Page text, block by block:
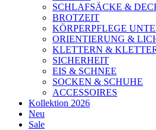
SCHLAFSÄCKE &
BROTZEIT
KÖRPERPFLEGE
ORIENTIERUNG &
KLETTERN &
SICHERHEIT
EIS & SCHNEE
SOCKEN & SCHUHE
ACCESSOIRES
Kollektion 2026
Neu
Sale